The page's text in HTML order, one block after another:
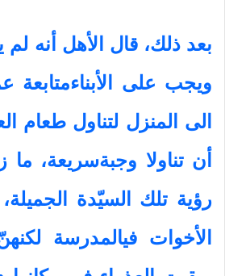
بعد ذلك، قال الأهل أنه
ويجب على الأبناءمتابعة
الى المنزل لتناول طعام
أن تناولا وجبةسريعة، ما
رؤية تلك السيّدة
الأخوات فيالمدرسة